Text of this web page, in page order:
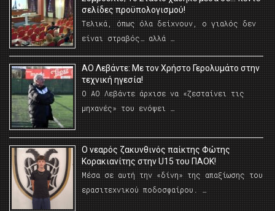
σελίδες προϋπολογισμού!
Τελικά, όπως όλα δείχνουν, ο γιαλός δεν
είναι στραβός… αλλά …
ΑΟ Λεβάντε: Με τον Χρήστο Γερολυμάτο στην
τεχνική ηγεσία!
Ο ΑΟ Λεβάντε άρχισε να «ζεσταίνει τις
μηχανές» του ενόψει …
O νεαρός ζακυνθινός παίκτης Φώτης
Κορακιανίτης στην U15 του ΠΑΟΚ!
Μέσα σε αυτή την «δίνη» της απαξίωσης του
ερασιτεχνικού ποδοσφαίρου. …